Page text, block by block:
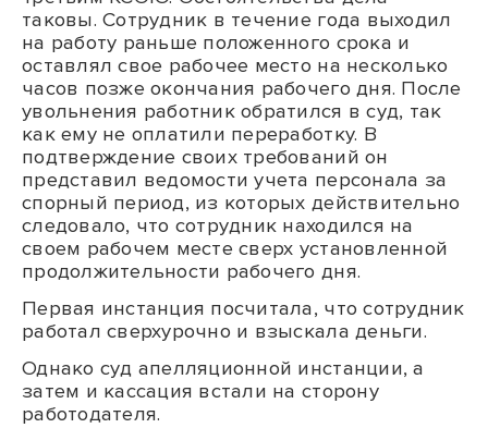
таковы. Сотрудник в течение года выходил
на работу раньше положенного срока и
оставлял свое рабочее место на несколько
часов позже окончания рабочего дня. После
увольнения работник обратился в суд, так
как ему не оплатили переработку. В
подтверждение своих требований он
представил ведомости учета персонала за
спорный период, из которых действительно
следовало, что сотрудник находился на
своем рабочем месте сверх установленной
продолжительности рабочего дня.
Первая инстанция посчитала, что сотрудник
работал сверхурочно и взыскала деньги.
Однако суд апелляционной инстанции, а
затем и кассация встали на сторону
работодателя.